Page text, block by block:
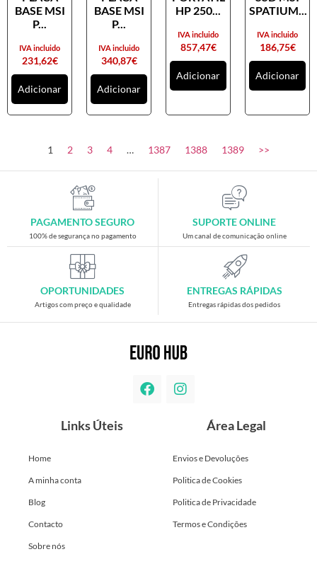
BASE MSI
P...
231,62€
IVA incluido
Adicionar
BASE MSI
P...
340,87€
IVA incluido
Adicionar
HP 250...
857,47€
IVA incluido
Adicionar
SPATIUM...
186,75€
IVA incluido
Adicionar
1 2 3 4 … 1387 1388 1389 >>
PAGAMENTO SEGURO
100% de segurança no pagamento
SUPORTE ONLINE
Um canal de comunicação online
OPORTUNIDADES
Artigos com preço e qualidade
ENTREGAS RÁPIDAS
Entregas rápidas dos pedidos
Links Úteis
Home
A minha conta
Blog
Contacto
Sobre nós
Área Legal
Envios e Devoluções
Politica de Cookies
Politica de Privacidade
Termos e Condições